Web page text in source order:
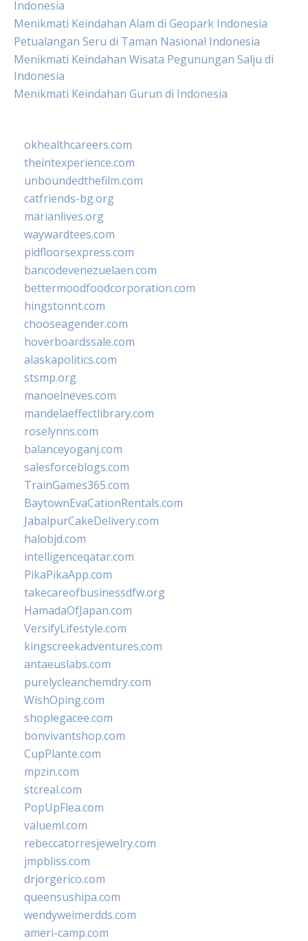
Indonesia
Menikmati Keindahan Alam di Geopark Indonesia
Petualangan Seru di Taman Nasional Indonesia
Menikmati Keindahan Wisata Pegunungan Salju di
Indonesia
Menikmati Keindahan Gurun di Indonesia
okhealthcareers.com
theintexperience.com
unboundedthefilm.com
catfriends-bg.org
marianlives.org
waywardtees.com
pidfloorsexpress.com
bancodevenezuelaen.com
bettermoodfoodcorporation.com
hingstonnt.com
chooseagender.com
hoverboardssale.com
alaskapolitics.com
stsmp.org
manoelneves.com
mandelaeffectlibrary.com
roselynns.com
balanceyoganj.com
salesforceblogs.com
TrainGames365.com
BaytownEvaCationRentals.com
JabalpurCakeDelivery.com
halobjd.com
intelligenceqatar.com
PikaPikaApp.com
takecareofbusinessdfw.org
HamadaOfJapan.com
VersifyLifestyle.com
kingscreekadventures.com
antaeuslabs.com
purelycleanchemdry.com
WishOping.com
shoplegacee.com
bonvivantshop.com
CupPlante.com
mpzin.com
stcreal.com
PopUpFlea.com
valueml.com
rebeccatorresjewelry.com
jmpbliss.com
drjorgerico.com
queensushipa.com
wendyweimerdds.com
ameri-camp.com